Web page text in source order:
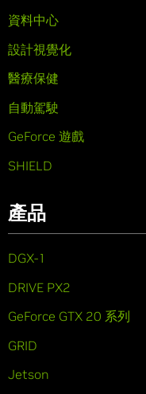
資料中心
設計視覺化
醫療保健
自動駕駛
GeForce 遊戲
SHIELD
產品
DGX-1
DRIVE PX2
GeForce GTX 20 系列
GRID
Jetson